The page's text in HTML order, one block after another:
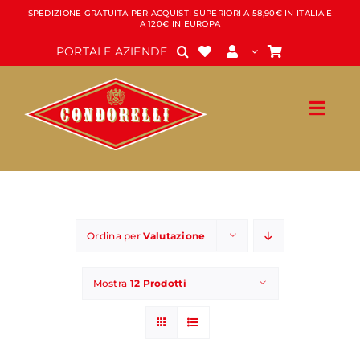
Salta
contenuto
SPEDIZIONE GRATUITA PER ACQUISTI SUPERIORI A 58,90€ IN ITALIA E
A 120€ IN EUROPA
PORTALE AZIENDE
Ordina perValutazione
Mostra 12 Prodotti